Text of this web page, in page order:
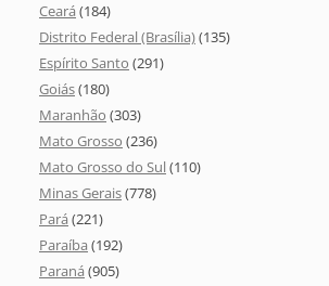
Ceará (184)
Distrito Federal (Brasília)(135)
Espírito Santo (291)
Goiás(180)
Maranhão (303)
Mato Grosso (236)
Mato Grosso do Sul(110)
Minas Gerais(778)
Pará (221)
Paraíba (192)
Paraná (905)